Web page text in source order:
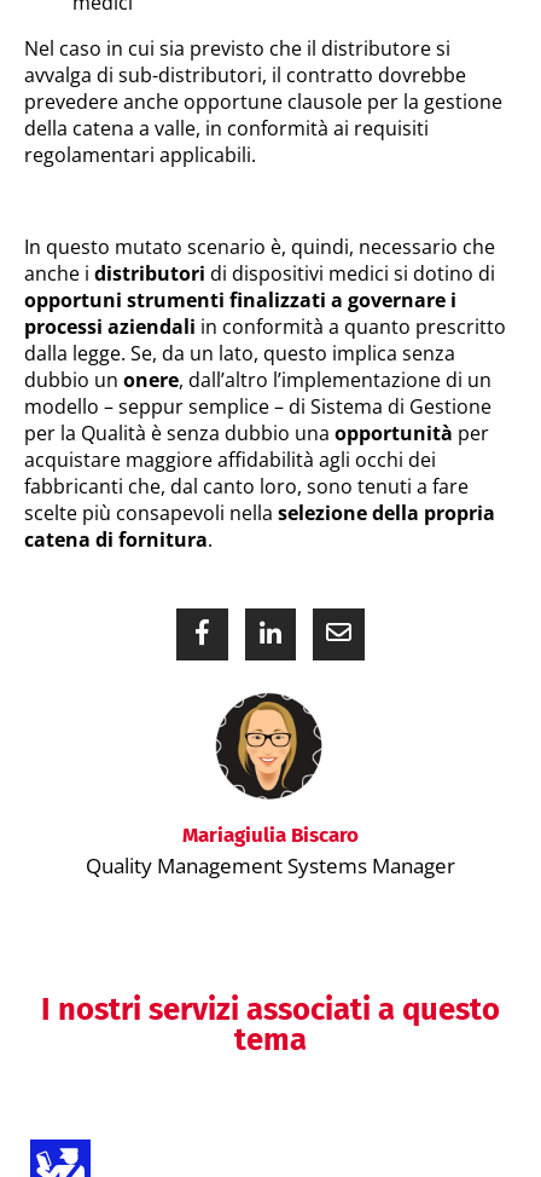
Nel caso in cui sia previsto che il distributore si
avvalga di sub-distributori, il contratto dovrebbe
prevedere anche opportune clausole per la gestione
della catena a valle, in conformità ai requisiti
regolamentari applicabili.
In questo mutato scenario è, quindi, necessario che
anche i distributori di dispositivi medici si dotino di
opportuni strumenti finalizzati a governare i
processi aziendali in conformità a quanto prescritto
dalla legge. Se, da un lato, questo implica senza
dubbio un onere, dall’altro l’implementazione di un
modello – seppur semplice – di Sistema di Gestione
per la Qualità è senza dubbio una opportunità per
acquistare maggiore affidabilità agli occhi dei
fabbricanti che, dal canto loro, sono tenuti a fare
scelte più consapevoli nella selezione della propria
catena di fornitura.
Mariagiulia Biscaro
Quality Management Systems Manager
I nostri servizi associati a questo
tema